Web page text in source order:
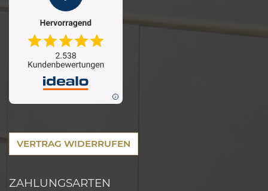
VERTRAG WIDERRUFEN
ZAHLUNGSARTEN